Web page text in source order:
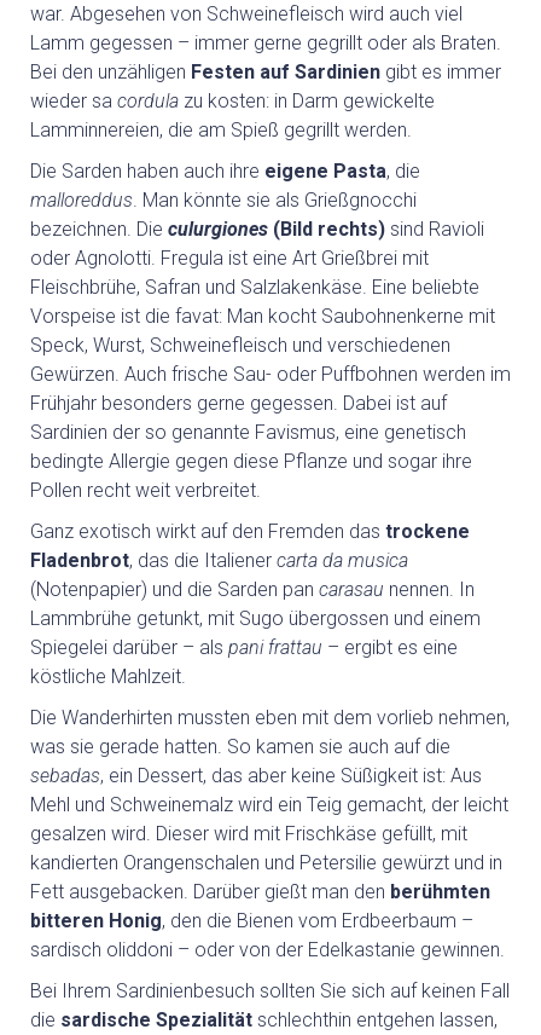
SARDINIEN INDIVIDUELL
AKTIV
WANDERN
RADFAHREN
KITESURFEN
FEWO
EVENTS
HOCHZEITEN
LAST-MINUTE-ANGEBOTE
SERVICE
war. Abgesehen von Schweinefleisch wird auch viel
Lamm gegessen – immer gerne gegrillt oder als Braten.
Bei den unzähligen Festen auf Sardinien gibt es immer
wieder sa cordula zu kosten: in Darm gewickelte
Lamminnereien, die am Spieß gegrillt werden.
Die Sarden haben auch ihre eigene Pasta, die
malloreddus. Man könnte sie als Grießgnocchi
bezeichnen. Die culurgiones (Bild rechts) sind Ravioli
oder Agnolotti. Fregula ist eine Art Grießbrei mit
Fleischbrühe, Safran und Salzlakenkäse. Eine beliebte
Vorspeise ist die favat: Man kocht Saubohnenkerne mit
Speck, Wurst, Schweinefleisch und verschiedenen
Gewürzen. Auch frische Sau- oder Puffbohnen werden im
Frühjahr besonders gerne gegessen. Dabei ist auf
Sardinien der so genannte Favismus, eine genetisch
bedingte Allergie gegen diese Pflanze und sogar ihre
Pollen recht weit verbreitet.
Ganz exotisch wirkt auf den Fremden das trockene
Fladenbrot, das die Italiener carta da musica
(Notenpapier) und die Sarden pan carasau nennen. In
Lammbrühe getunkt, mit Sugo übergossen und einem
Spiegelei darüber – als pani frattau – ergibt es eine
köstliche Mahlzeit.
Die Wanderhirten mussten eben mit dem vorlieb nehmen,
was sie gerade hatten. So kamen sie auch auf die
sebadas, ein Dessert, das aber keine Süßigkeit ist: Aus
Mehl und Schweinemalz wird ein Teig gemacht, der leicht
gesalzen wird. Dieser wird mit Frischkäse gefüllt, mit
kandierten Orangenschalen und Petersilie gewürzt und in
Fett ausgebacken. Darüber gießt man den berühmten
bitteren Honig, den die Bienen vom Erdbeerbaum –
sardisch oliddoni – oder von der Edelkastanie gewinnen.
Bei Ihrem Sardinienbesuch sollten Sie sich auf keinen Fall
die sardische Spezialität schlechthin entgehen lassen,